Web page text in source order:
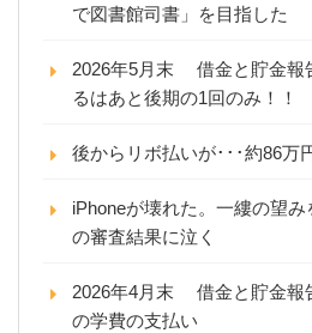
で図書館司書」を目指した
2026年5月末 借金と貯金報
るはあと後期の1回のみ！！
後からリボ払いが･･･約86万
iPhoneが壊れた。一縷の望み
の審査結果に泣く
2026年4月末 借金と貯金報
の学費の支払い